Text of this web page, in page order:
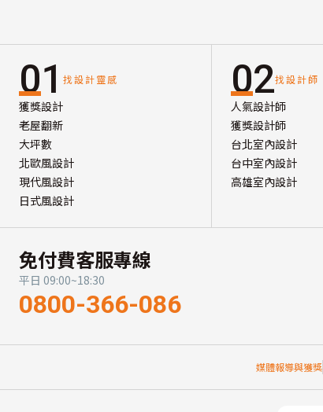
01 找設計靈感
獲獎設計
老屋翻新
大坪數
北歐風設計
現代風設計
日式風設計
02找設計師
人氣設計師
獲獎設計師
台北室內設計
台中室內設計
高雄室內設計
免付費客服專線
平日 09:00~18:30
0800-366-086
媒體報導與獲獎